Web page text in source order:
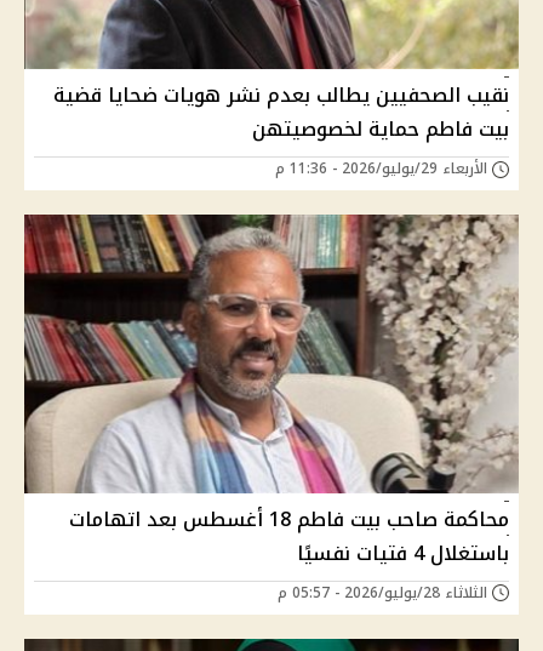
نقيب الصحفيين يطالب بعدم نشر هويات ضحايا قضية
بيت فاطم حماية لخصوصيتهن
الأربعاء 29/يوليو/2026 - 11:36 م
محاكمة صاحب بيت فاطم 18 أغسطس بعد اتهامات
باستغلال 4 فتيات نفسيًا
الثلاثاء 28/يوليو/2026 - 05:57 م